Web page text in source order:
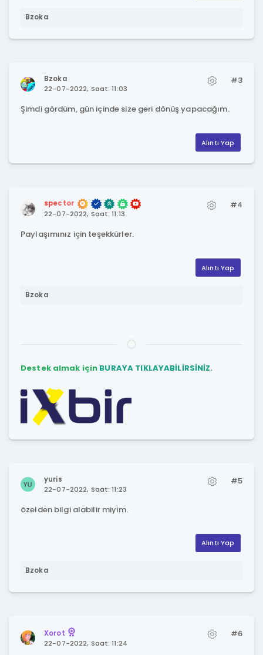
Bzoka
Bzoka
22-07-2022, Saat: 11:03
#3
Şimdi gördüm, gün içinde size geri dönüş yapacağım.
Alıntı Yap
spector
22-07-2022, Saat: 11:13
#4
Paylaşımınız için teşekkürler.
Alıntı Yap
Bzoka
Destek almak için BURAYA TIKLAYABİLİRSİNİZ.
yuris
22-07-2022, Saat: 11:23
#5
özelden bilgi alabilir miyim.
Alıntı Yap
Bzoka
Xorot
22-07-2022, Saat: 11:24
#6